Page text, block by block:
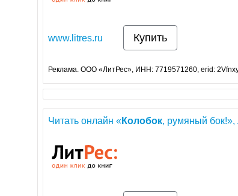
www.litres.ru Купить
Реклама. ООО «ЛитРес», ИНН: 7719571260, erid:
Читать онлайн «Колобок, румяный бок!»,